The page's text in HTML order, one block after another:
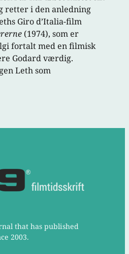
retter i den anledning
Giro d’Italia-film
(1974), som er
fortalt med en filmisk
Godard værdig.
Leth som
that has published
2003.